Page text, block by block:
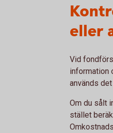
eller
Vid
information
används det
Om du sålt
stället